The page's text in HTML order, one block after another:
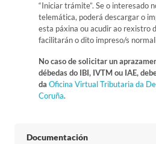
“Iniciar trámite”. Se o interesado
telemática, poderá descargar o
esta páxina ou acudir ao rexistro
facilitarán o dito impreso/s
No caso de solicitar un
débedas do IBI, IVTM ou IAE,
da Oficina Virtual Tributaria da
Coruña.
Documentación